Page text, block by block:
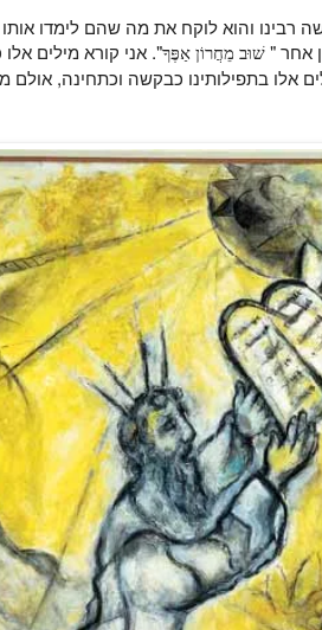
רבינו והוא לוקח את מה שהם לימדו
אחר " שׁוּב מֵחֲרוֹן אַפֶּךָ". אני קורא מילים
אלו בתפילותינו כבקשה וכתחינה, אולם